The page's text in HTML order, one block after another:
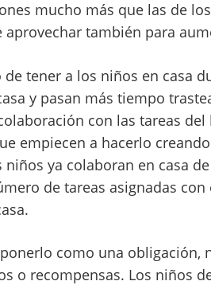
mucho más que las de
aprovechar también para
de tener a los niños en casa
y pasan más tiempo
con las tareas
empiecen a hacerlo
niños ya colaboran en casa
de tareas asignadas
como una obligación,
o recompensas. Los niños